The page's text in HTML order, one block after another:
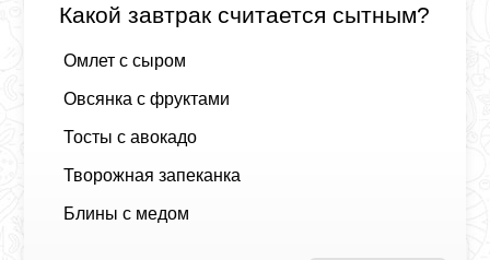
Какой завтрак считается сытным?
Омлет с сыром
Овсянка с фруктами
Тосты с авокадо
Творожная запеканка
Блины с медом